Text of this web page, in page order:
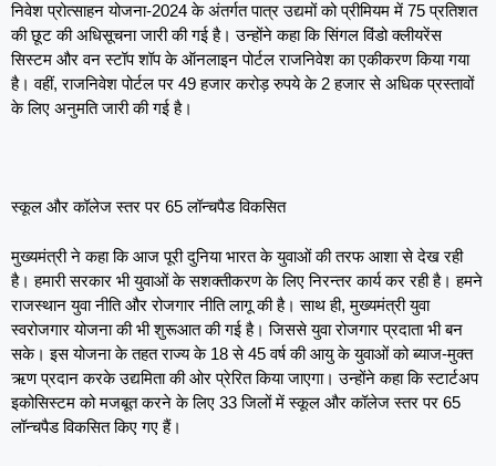
निवेश प्रोत्साहन योजना-2024 के अंतर्गत पात्र उद्यमों को प्रीमियम में 75 प्रतिशत
की छूट की अधिसूचना जारी की गई है। उन्होंने कहा कि सिंगल विंडो क्लीयरेंस
सिस्टम और वन स्टॉप शॉप के ऑनलाइन पोर्टल राजनिवेश का एकीकरण किया गया
है। वहीं, राजनिवेश पोर्टल पर 49 हजार करोड़ रुपये के 2 हजार से अधिक प्रस्तावों
के लिए अनुमति जारी की गई है।
स्कूल और कॉलेज स्तर पर 65 लॉन्चपैड विकसित
मुख्यमंत्री ने कहा कि आज पूरी दुनिया भारत के युवाओं की तरफ आशा से देख रही
है। हमारी सरकार भी युवाओं के सशक्तीकरण के लिए निरन्तर कार्य कर रही है। हमने
राजस्थान युवा नीति और रोजगार नीति लागू की है। साथ ही, मुख्यमंत्री युवा
स्वरोजगार योजना की भी शुरूआत की गई है। जिससे युवा रोजगार प्रदाता भी बन
सके। इस योजना के तहत राज्य के 18 से 45 वर्ष की आयु के युवाओं को ब्याज-मुक्त
ऋण प्रदान करके उद्यमिता की ओर प्रेरित किया जाएगा। उन्होंने कहा कि स्टार्टअप
इकोसिस्टम को मजबूत करने के लिए 33 जिलों में स्कूल और कॉलेज स्तर पर 65
लॉन्चपैड विकसित किए गए हैं।